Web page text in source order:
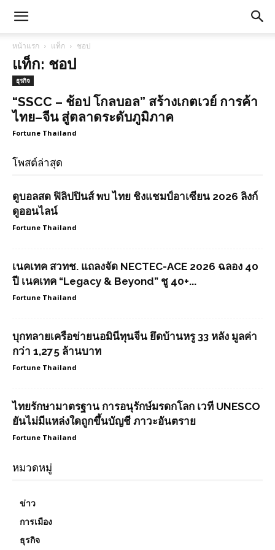
หน้าแรก แท็ก ชอป
แท็ก: ชอป
ธุรกิจ
“SSCC – ช้อป โกลบอล” สร้างเกตเวย์ การค้า
ไทย–จีน สู่ตลาดระดับภูมิภาค
Fortune Thailand
โพสต์ล่าสุด
ดูบอลสด ฟิลิปปินส์ พบ ไทย ชิงแชมป์อาเซียน 2026 ลิงก์
ดูออนไลน์
Fortune Thailand
เนคเทค สวทช. แถลงจัด NECTEC-ACE 2026 ฉลอง 40
ปี เนคเทค “Legacy & Beyond” ชู 40+...
Fortune Thailand
บุกทลายเครือข่ายนอมินีทุนจีน ยึดบ้านหรู 33 หลัง มูลค่า
กว่า 1,275 ล้านบาท
Fortune Thailand
ไทยรักษามาตรฐาน การอนุรักษ์มรดกโลก เวที UNESCO
ยันไม่มีแหล่งใดถูกขึ้นบัญชี ภาวะอันตราย
Fortune Thailand
หมวดหมู่
ข่าว
การเมือง
ธุรกิจ